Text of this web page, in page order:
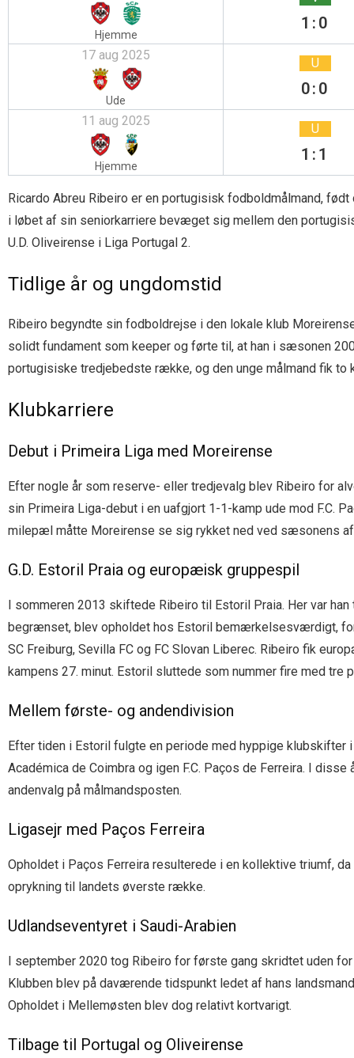
Hjemme
1:0
17 aug 2025
Ude
U
0:0
11 aug 2025
Hjemme
U
1:1
Ricardo Abreu Ribeiro er en portugisisk fodboldmålmand,
i løbet af sin seniorkarriere bevæget sig mellem den
U.D. Oliveirense i Liga Portugal 2.
Tidlige år og ungdomstid
Ribeiro begyndte sin fodboldrejse i den lokale klub
solidt fundament som keeper og førte til, at han i sæsonen
portugisiske tredjebedste række, og den unge målmand fik
Klubkarriere
Debut i Primeira Liga med Moreirense
Efter nogle år som reserve- eller tredjevalg blev Ribeiro for
sin Primeira Liga-debut i en uafgjort 1-1-kamp ude mod F.C.
milepæl måtte Moreirense se sig rykket ned ved sæsonens
G.D. Estoril Praia og europæisk gruppespil
I sommeren 2013 skiftede Ribeiro til Estoril Praia. Her var
begrænset, blev opholdet hos Estoril bemærkelsesværdigt,
SC Freiburg, Sevilla FC og FC Slovan Liberec. Ribeiro fik
kampens 27. minut. Estoril sluttede som nummer fire med tre
Mellem første- og andendivision
Efter tiden i Estoril fulgte en periode med hyppige klubskifter
Académica de Coimbra og igen F.C. Paços de Ferreira. I
andenvalg på målmandsposten.
Ligasejr med Paços Ferreira
Opholdet i Paços Ferreira resulterede i en kollektive triumf,
oprykning til landets øverste række.
Udlandseventyret i Saudi-Arabien
I september 2020 tog Ribeiro for første gang skridtet uden
Klubben blev på daværende tidspunkt ledet af hans
Opholdet i Mellemøsten blev dog relativt kortvarigt.
Tilbage til Portugal og Oliveirense